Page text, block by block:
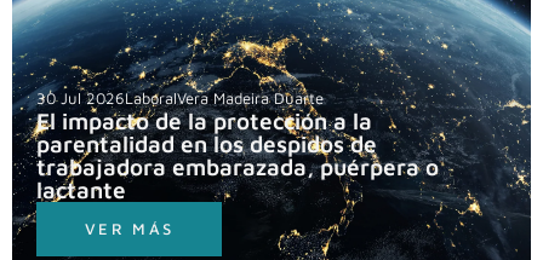
VER MÁS
El impacto de la protección a la
parentalidad en los despidos de
trabajadora embarazada, puérpera o
lactante
30 Jul 2026LaboralVera Madeira Duarte